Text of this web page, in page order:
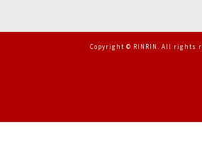
Copyright © RINRIN. All rights